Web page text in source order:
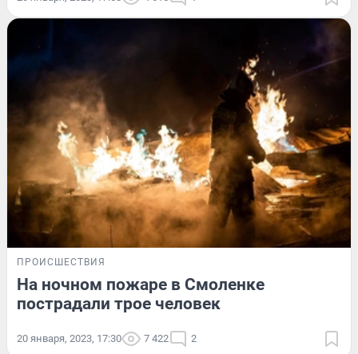
ПРОИСШЕСТВИЯ
На ночном пожаре в Смоленке
пострадали трое человек
20 января, 2023, 17:30 7 422 2